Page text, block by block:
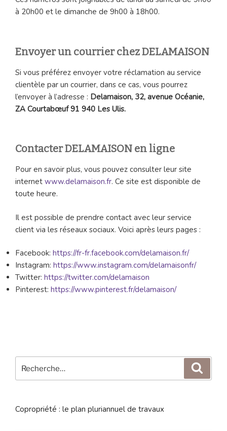
à 20h00 et le dimanche de 9h00 à 18h00.
Envoyer un courrier chez DELAMAISON
Si vous préférez envoyer votre réclamation au service
clientèle par un courrier, dans ce cas, vous pourrez
l’envoyer à l’adresse : Delamaison, 32, avenue Océanie,
ZA Courtabœuf 91 940 Les Ulis.
Contacter DELAMAISON en ligne
Pour en savoir plus, vous pouvez consulter leur site
internet www.delamaison.fr. Ce site est disponible de
toute heure.
Il est possible de prendre contact avec leur service
client via les réseaux sociaux. Voici après leurs pages :
Facebook: https://fr-fr.facebook.com/delamaison.fr/
Instagram: https://www.instagram.com/delamaisonfr/
Twitter: https://twitter.com/delamaison
Pinterest: https://www.pinterest.fr/delamaison/
pour
Copropriété : le plan pluriannuel de travaux